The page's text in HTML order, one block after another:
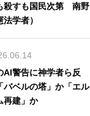
殺すも国民次第 南野
学者）
AI警告に神学者ら反
ベルの塔」か「エル
再建」か